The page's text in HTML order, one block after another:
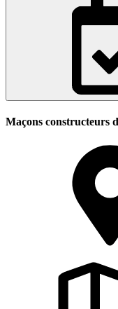
Maçons constructeurs